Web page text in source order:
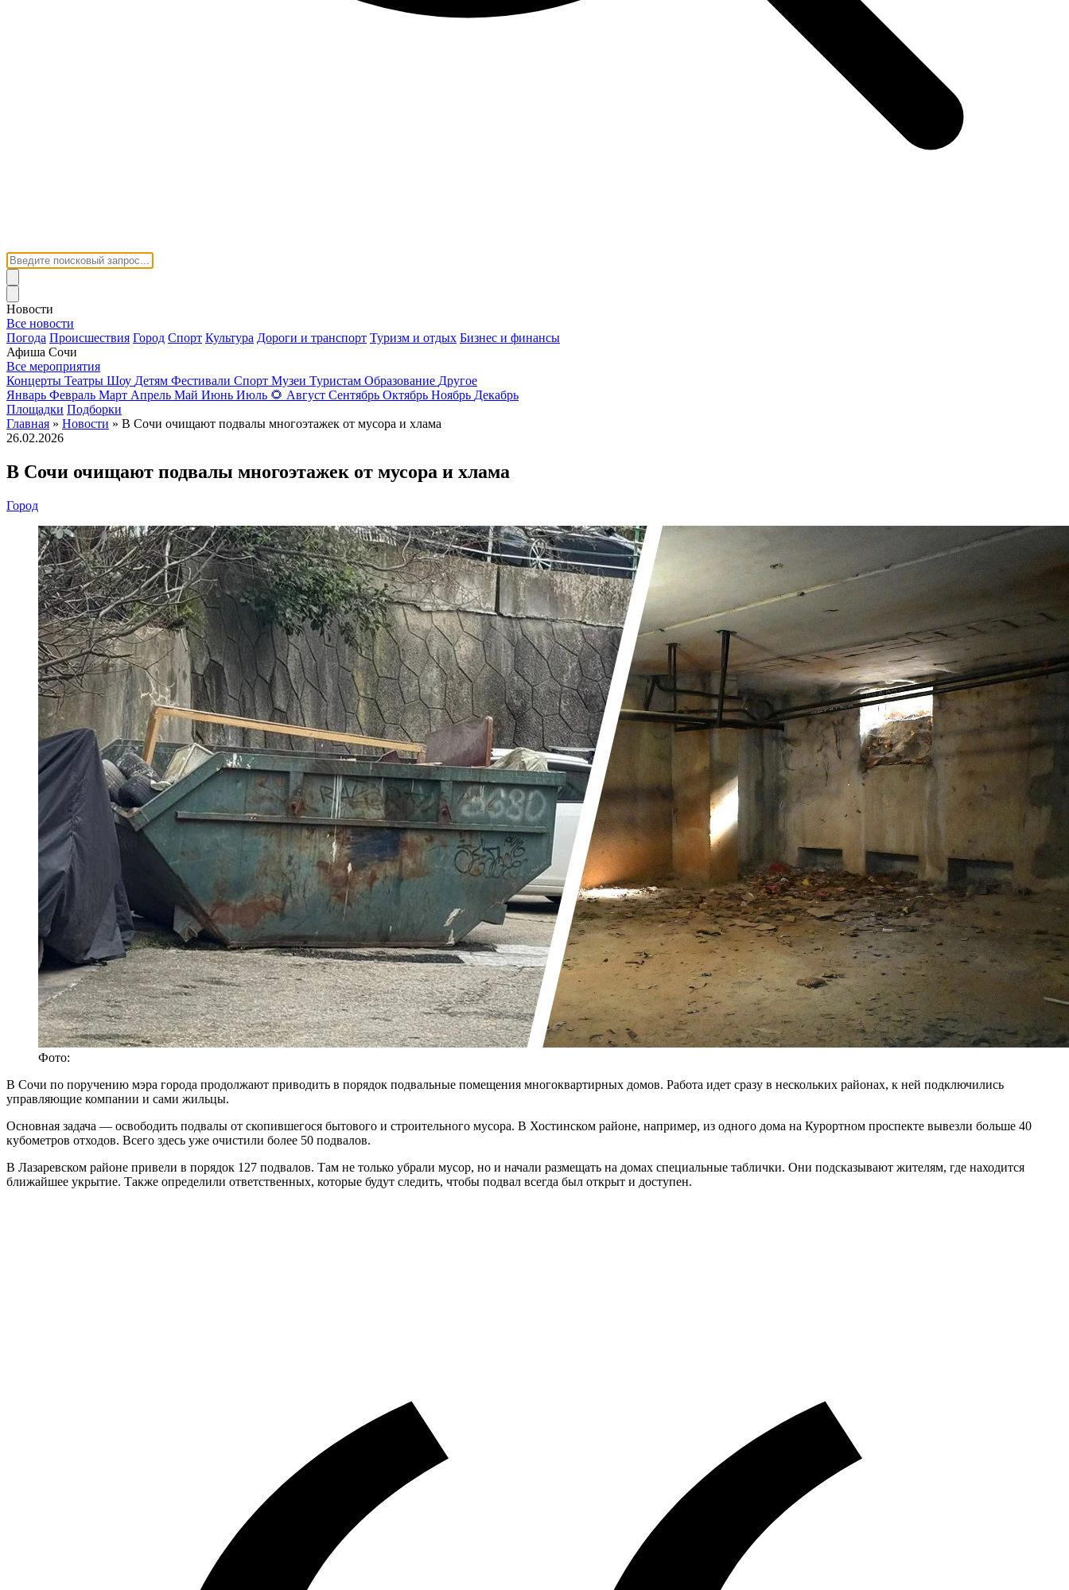
Новости
Все новости
Погода Происшествия Город Спорт Культура Дороги и транспорт Туризм и отдых Бизнес и финансы
Афиша Сочи
Все мероприятия
Концерты Театры Шоу Детям Фестивали Спорт Музеи Туристам Образование Другое
Январь Февраль Март Апрель Май Июнь Июль 🌻 Август Сентябрь Октябрь Ноябрь Декабрь
Площадки Подборки
Главная » Новости » В Сочи очищают подвалы многоэтажек от мусора и хлама
26.02.2026
В Сочи очищают подвалы многоэтажек от мусора и хлама
Город
Фото:
В Сочи по поручению мэра города продолжают приводить в порядок подвальные помещения многоквартирных домов. Работа идет сразу в нескольких районах, к ней подключились
управляющие компании и сами жильцы.
Основная задача — освободить подвалы от скопившегося бытового и строительного мусора. В Хостинском районе, например, из одного дома на Курортном проспекте вывезли больше 40
кубометров отходов. Всего здесь уже очистили более 50 подвалов.
В Лазаревском районе привели в порядок 127 подвалов. Там не только убрали мусор, но и начали размещать на домах специальные таблички. Они подсказывают жителям, где находится
ближайшее укрытие. Также определили ответственных, которые будут следить, чтобы подвал всегда был открыт и доступен.